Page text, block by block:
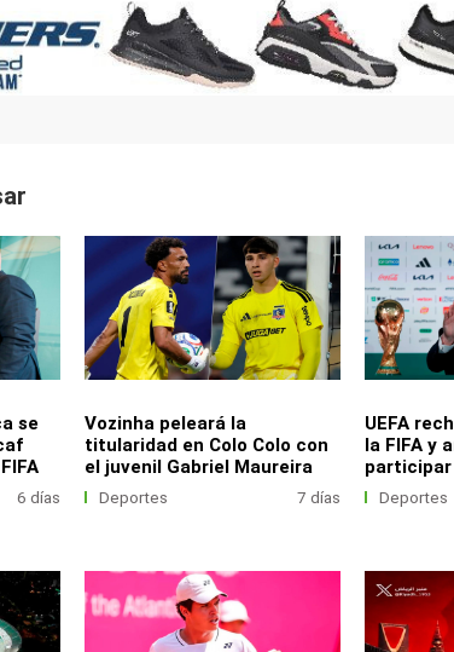
se
6 días
Vozinha peleará la
titularidad en Colo Colo con
el juvenil Gabriel Maureira
Deportes 7 días
UEFA
la FIFA y
participar
Deportes